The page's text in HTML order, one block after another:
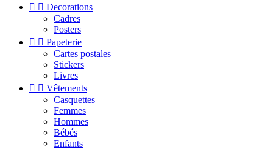
  Decorations
Cadres
Posters
  Papeterie
Cartes postales
Stickers
Livres
  Vêtements
Casquettes
Femmes
Hommes
Bébés
Enfants